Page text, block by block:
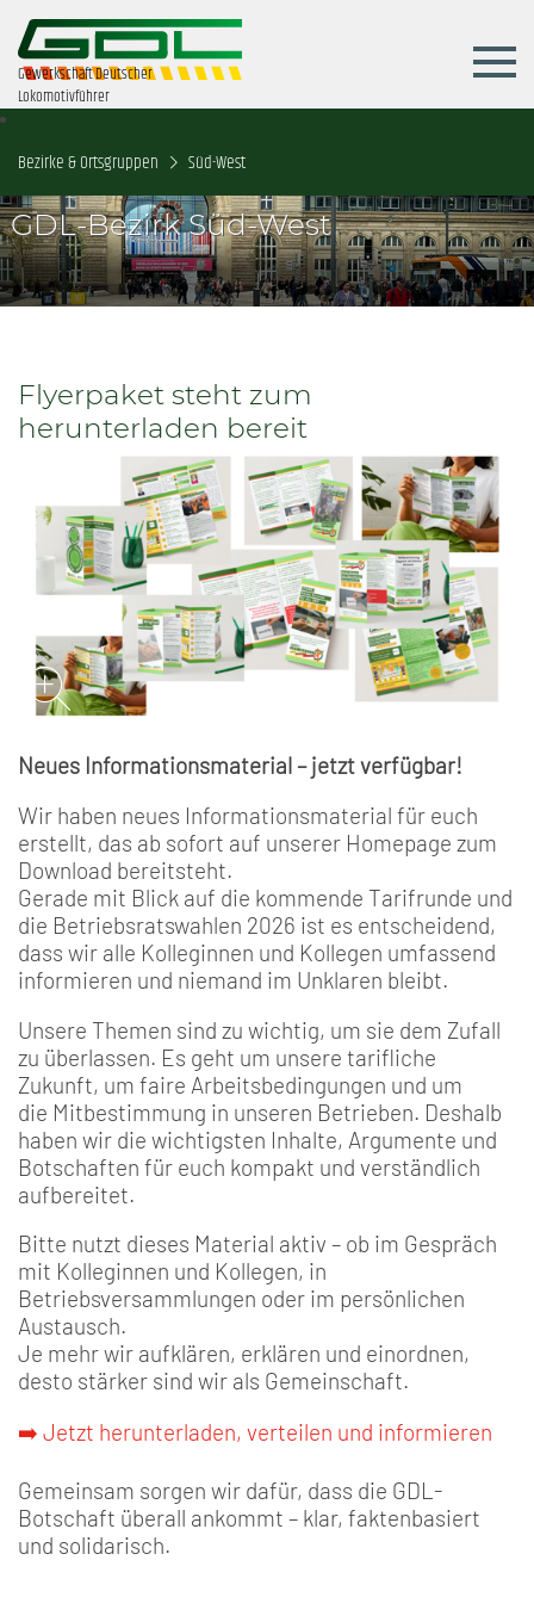
Gewerkschaft Deutscher
Lokomotivführer
Bezirke & Ortsgruppen Süd-West
GDL-Bezirk Süd-West
Flyerpaket steht zum
herunterladen bereit
Neues Informationsmaterial – jetzt verfügbar!
Wir haben neues Informationsmaterial für euch
erstellt, das ab sofort auf unserer Homepage zum
Download bereitsteht.
Gerade mit Blick auf die kommende Tarifrunde und
die Betriebsratswahlen 2026 ist es entscheidend,
dass wir alle Kolleginnen und Kollegen umfassend
informieren und niemand im Unklaren bleibt.
Unsere Themen sind zu wichtig, um sie dem Zufall
zu überlassen. Es geht um unsere tarifliche
Zukunft, um faire Arbeitsbedingungen und um
die Mitbestimmung in unseren Betrieben. Deshalb
haben wir die wichtigsten Inhalte, Argumente und
Botschaften für euch kompakt und verständlich
aufbereitet.
Bitte nutzt dieses Material aktiv – ob im Gespräch
mit Kolleginnen und Kollegen, in
Betriebsversammlungen oder im persönlichen
Austausch.
Je mehr wir aufklären, erklären und einordnen,
desto stärker sind wir als Gemeinschaft.
➡️ Jetzt herunterladen, verteilen und informieren
Gemeinsam sorgen wir dafür, dass die GDL-
Botschaft überall ankommt – klar, faktenbasiert
und solidarisch.